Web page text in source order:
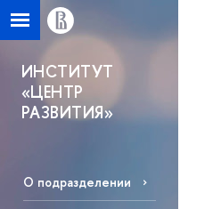
ИНСТИТУТ
«ЦЕНТР
РАЗВИТИЯ»
О подразделении